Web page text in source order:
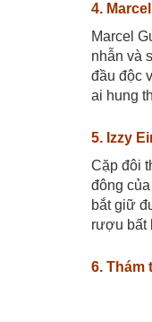
4.
Marcel
nhẫn và
đầu độc
ai hung
5. Izzy
Cặp đôi
đông
bắt giữ
rượu bất
6. Thám